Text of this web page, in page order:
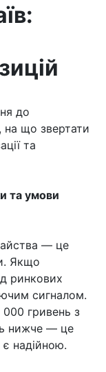
до
що звертати
та
та умови
— це
Якщо
ринкових
сигналом.
гривень з
нижче — це
надійною.